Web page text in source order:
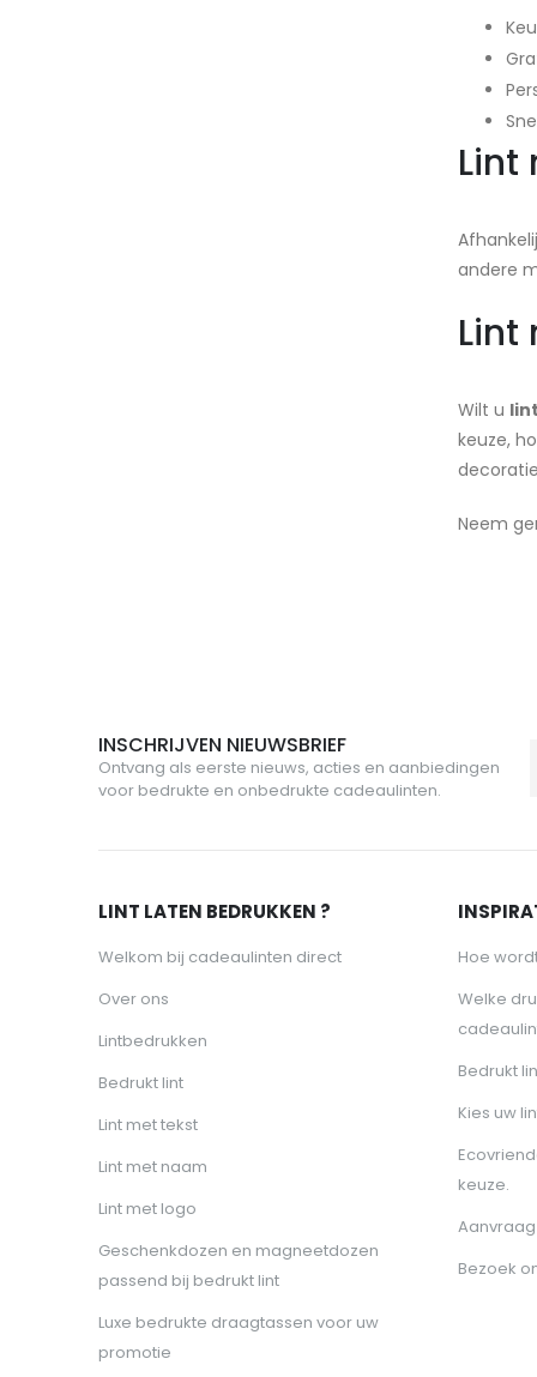
Lint
andere
Lint
Wilt u
keuze,
Neem
INSCHRIJVEN NIEUWSBRIEF
Ontvang als eerste nieuws, acties en aanbiedingen
voor bedrukte en onbedrukte cadeaulinten.
LINT LATEN BEDRUKKEN ?
Welkom bij cadeaulinten direct
Over ons
Lintbedrukken
Bedrukt lint
Lint met tekst
Lint met naam
Lint met logo
Geschenkdozen en magneetdozen
passend bij bedrukt lint
Luxe bedrukte draagtassen voor uw
promotie
Hoe
Welke
Bedrukt
Kies uw
keuze.
Bezoek